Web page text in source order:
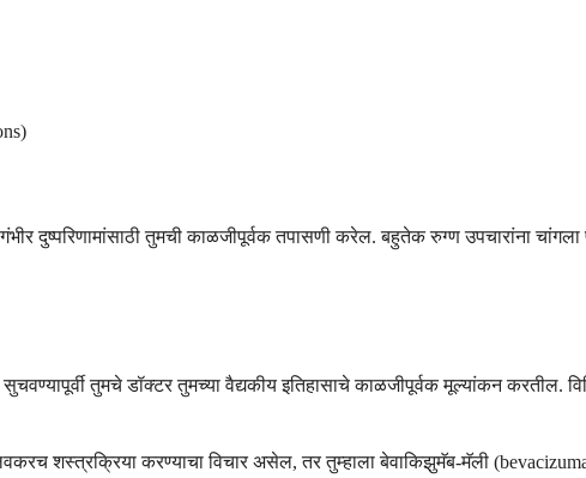
गंभीर दुष्परिणामांसाठी तुमची काळजीपूर्वक तपासणी करेल. बहुतेक रुग्ण उपचारांना
तुमचे डॉक्टर तुमच्या वैद्यकीय इतिहासाचे काळजीपूर्वक मूल्यांकन
शस्त्रक्रिया करण्याचा विचार असेल, तर तुम्हाला बेवाकिझुमॅब-मॅली